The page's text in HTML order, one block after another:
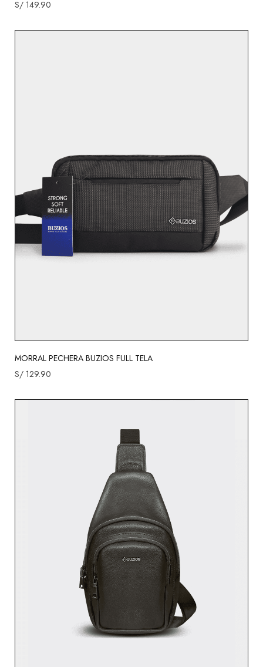
S/ 149.90
MORRAL PECHERA BUZIOS FULL TELA
S/ 129.90